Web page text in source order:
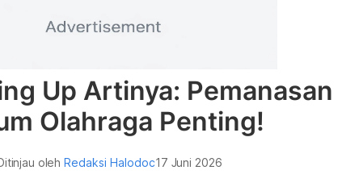
Up Artinya: Pemanasan
Olahraga Penting!
olehRedaksi Halodoc17 Juni 2026